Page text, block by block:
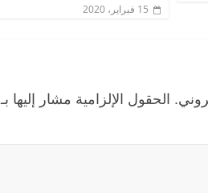
15 فبراير، 2020
الحقول الإلزامية مشار إليها بـ